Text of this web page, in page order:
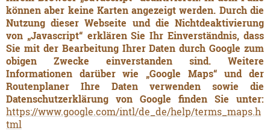
können aber keine Karten angezeigt werden. Durch die
Nutzung dieser Webseite und die Nichtdeaktivierung
von „Javascript“ erklären Sie Ihr Einverständnis, dass
Sie mit der Bearbeitung Ihrer Daten durch Google zum
obigen Zwecke einverstanden sind. Weitere
Informationen darüber wie „Google Maps“ und der
Routenplaner Ihre Daten verwenden sowie die
Datenschutzerklärung von Google finden Sie unter:
https://www.google.com/intl/de_de/help/terms_maps.h
tml